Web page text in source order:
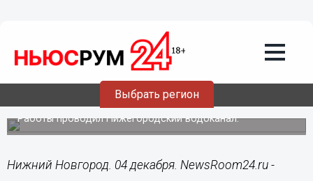
Выбрать регион
04.12.201910:22
Модернизация аэротенков завершена
на Нижегородской станции аэрации
Работы проводил Нижегородский водоканал.
Нижний Новгород. 04 декабря. NewsRoom24.ru -